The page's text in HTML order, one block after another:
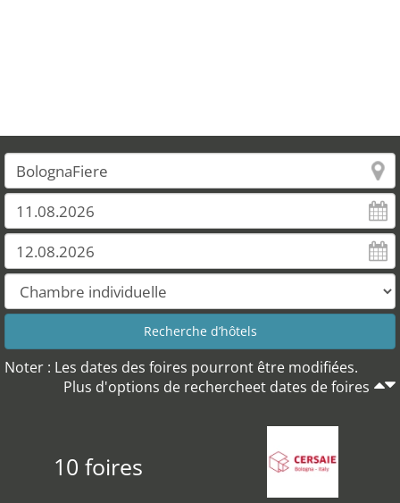
Noter : Les dates des foires pourront être modifiées.
Plus d'options de rechercheet dates de foires
10 foires